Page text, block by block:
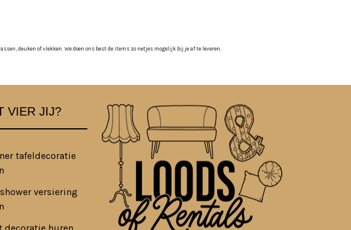
deuken of vlekken. We doen ons best de items zo netjes mogelijk bij je af te leveren.
VIER JIJ?
tafeldecoratie
versiering